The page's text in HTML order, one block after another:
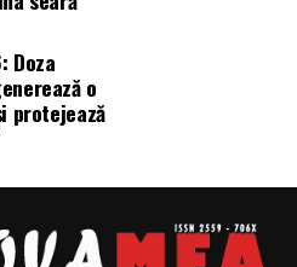
Doza
o
protejează